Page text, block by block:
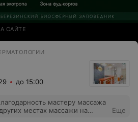
САЙТЕ
до 15:00
мастеру массажа
местах массажи на
Еще